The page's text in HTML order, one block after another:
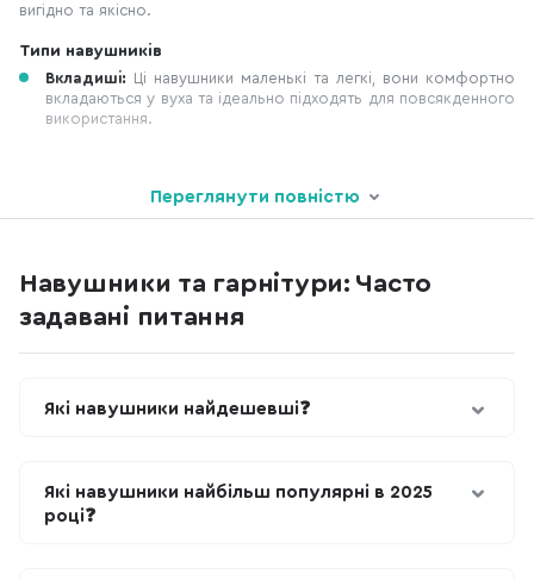
вигідно та якісно.
Типи навушників
Вкладиші: Ці навушники маленькі та легкі, вони комфортно
вкладаються у вуха та ідеально підходять для повсякденного
використання.
Переглянути повністю
Навушники та гарнітури: Часто
задавані питання
Які навушники найдешевші❓
Які навушники найбільш популярні в 2025
році❓